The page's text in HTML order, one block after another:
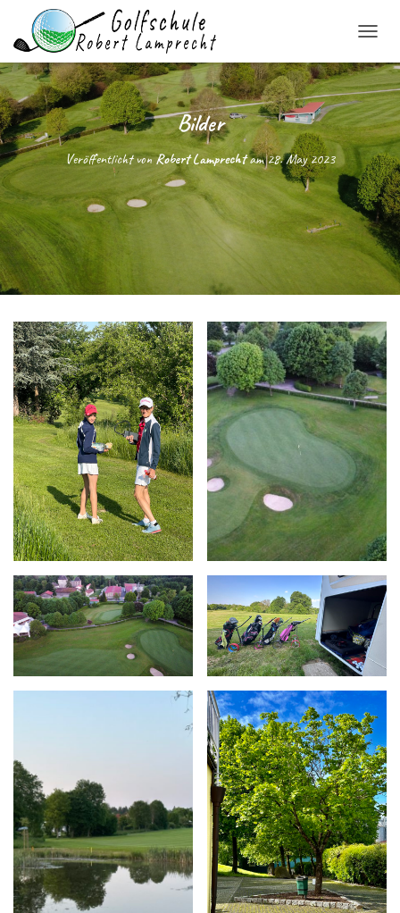
A
I
G
A
T
I
O
N
U
M
S
T
E
N
Bilder
Veröffentlicht vonRobert Lamprechtam28. May 2023